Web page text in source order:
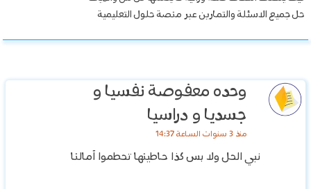
حل جميع الاسئلة والتمارين عبر منصة حلول التعليمية
وحده معفوصة نفسيا و
جسديا و دراسيا
منذ 3 سنوات الساعة 14:37
نبي الحل ولا بس كذا حاطينها تحطموا آمالنا